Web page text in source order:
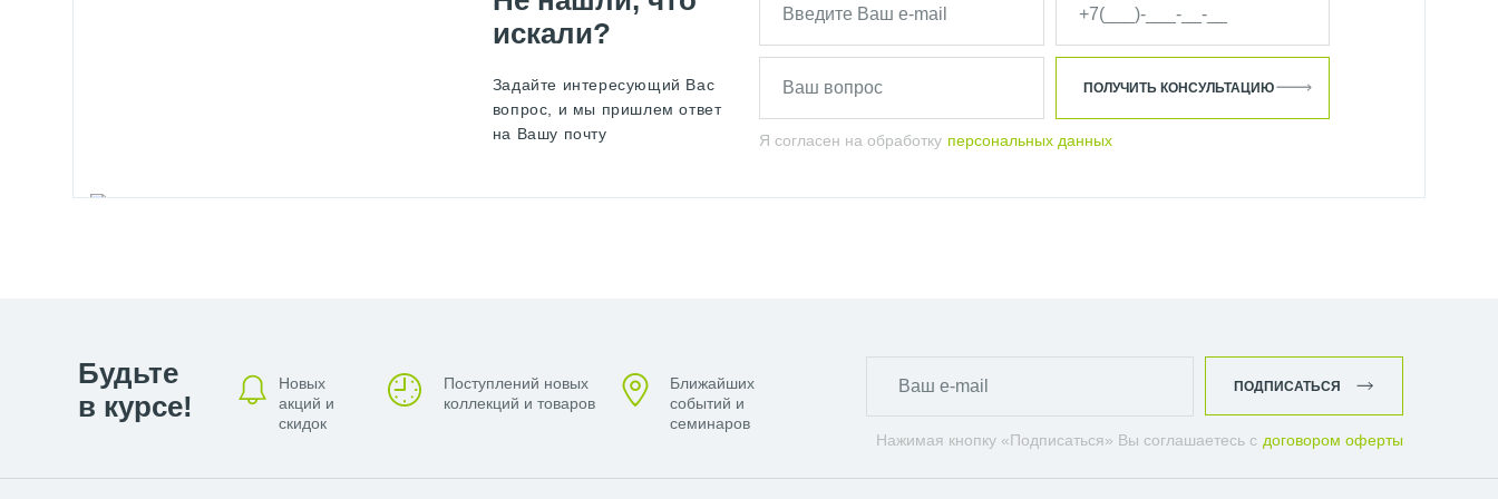
искали?
Задайте интересующий Вас
вопрос, и мы пришлем ответ
на Вашу почту
Я согласен на обработку персональных данных
ПОЛУЧИТЬ КОНСУЛЬТАЦИЮ
Будьте
в курсе!
Новых
акций и
скидок
Поступлений новых
коллекций и товаров
Ближайших
событий и
семинаров
Нажимая кнопку «Подписаться» Вы соглашаетесь с договором оферты
ПОДПИСАТЬСЯ